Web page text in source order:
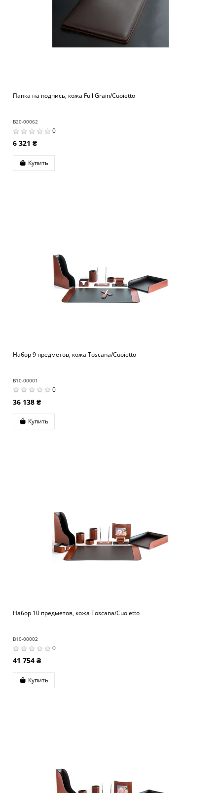
Папка на подпись, кожа Full Grain/Cuoietto
B20-00062
0
6 321 ₴
Купить
Набор 9 предметов, кожа Toscana/Cuoietto
B10-00001
0
36 138 ₴
Купить
Набор 10 предметов, кожа Toscana/Cuoietto
B10-00002
0
41 754 ₴
Купить